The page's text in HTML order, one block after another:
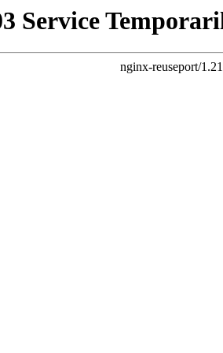
Service
nginx-reuseport/